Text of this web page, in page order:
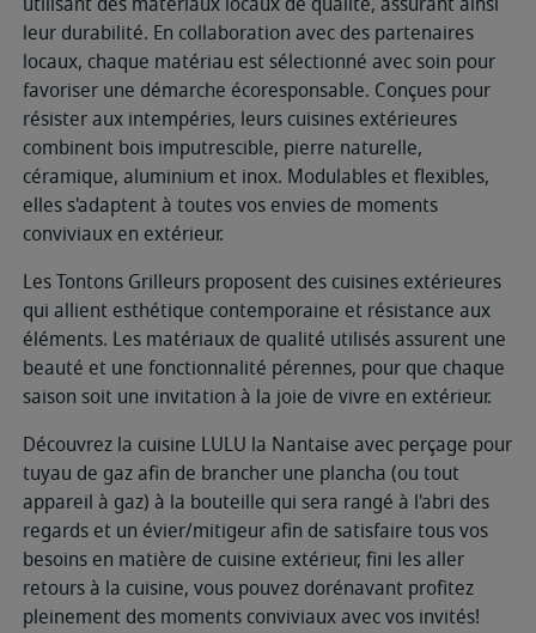
leur durabilité. En collaboration avec des partenaires
locaux, chaque matériau est sélectionné avec soin pour
favoriser une démarche écoresponsable. Conçues pour
résister aux intempéries, leurs cuisines extérieures
combinent bois imputrescible, pierre naturelle,
céramique, aluminium et inox. Modulables et flexibles,
elles s'adaptent à toutes vos envies de moments
conviviaux en extérieur.
Les Tontons Grilleurs proposent des cuisines extérieures
qui allient esthétique contemporaine et résistance aux
éléments. Les matériaux de qualité utilisés assurent une
beauté et une fonctionnalité pérennes, pour que chaque
saison soit une invitation à la joie de vivre en extérieur.
Découvrez la cuisine LULU la Nantaise avec perçage pour
tuyau de gaz afin de brancher une plancha (ou tout
appareil à gaz) à la bouteille qui sera rangé à l'abri des
regards et un évier/mitigeur afin de satisfaire tous vos
besoins en matière de cuisine extérieur, fini les aller
retours à la cuisine, vous pouvez dorénavant profitez
pleinement des moments conviviaux avec vos invités!